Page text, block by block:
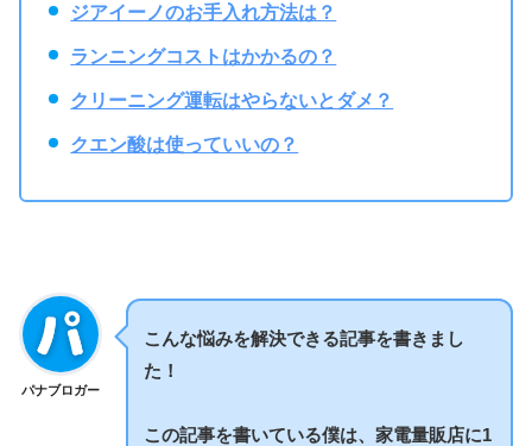
ジアイーノのお手入れ方法は？
ランニングコストはかかるの？
クリーニング運転はやらないとダメ？
クエン酸は使っていいの？
パナブロガー
こんな悩みを解決できる記事を書きまし
た！
この記事を書いている僕は、家電量販店に1